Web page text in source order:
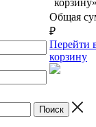
Общая
₽
Перейти
корзину